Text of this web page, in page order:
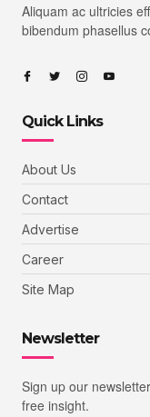
Aliquam ac ultricies
bibendum phasellus
Quick Links
About Us
Contact
Advertise
Career
Site Map
Newsletter
Sign up our
free insight.